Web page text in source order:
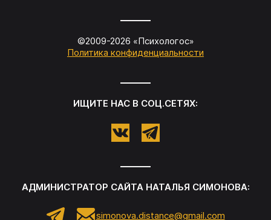
©2009-2026 «Психологос»
Политика конфиденциальности
ИЩИТЕ НАС В СОЦ.СЕТЯХ:
АДМИНИСТРАТОР САЙТА НАТАЛЬЯ СИМОНОВА:
simonova.distance@gmail.com